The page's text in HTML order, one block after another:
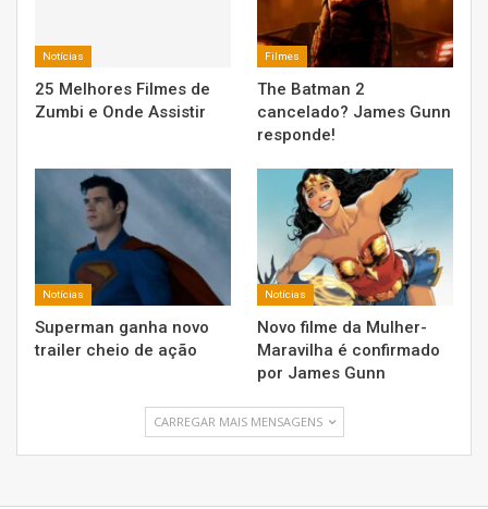
Notícias
25 Melhores Filmes de
Zumbi e Onde Assistir
Filmes
The Batman 2
cancelado? James Gunn
responde!
Notícias
Superman ganha novo
trailer cheio de ação
Notícias
Novo filme da Mulher-
Maravilha é confirmado
por James Gunn
CARREGAR MAIS MENSAGENS